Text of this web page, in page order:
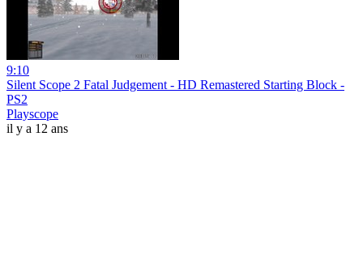
9:10
Silent Scope 2 Fatal Judgement - HD Remastered Starting Block -
PS2
Playscope
il y a 12 ans